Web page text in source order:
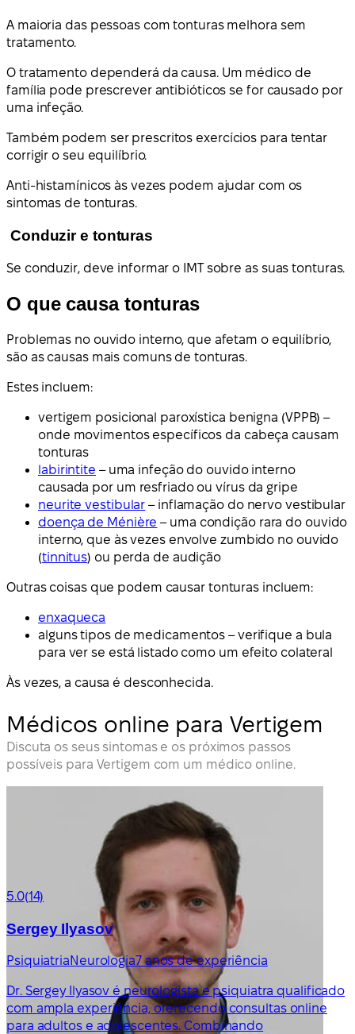
A maioria das pessoas com tonturas melhora sem
tratamento.
O tratamento dependerá da causa. Um médico de
família pode prescrever antibióticos se for causado por
uma infeção.
Também podem ser prescritos exercícios para tentar
corrigir o seu equilíbrio.
Anti-histamínicos às vezes podem ajudar com os
sintomas de tonturas.
Conduzir e tonturas
Se conduzir, deve informar o IMT sobre as suas tonturas.
O que causa tonturas
Problemas no ouvido interno, que afetam o equilíbrio,
são as causas mais comuns de tonturas.
Estes incluem:
vertigem posicional paroxística benigna (VPPB) –
onde movimentos específicos da cabeça causam
tonturas
labirintite – uma infeção do ouvido interno
causada por um resfriado ou vírus da gripe
neurite vestibular – inflamação do nervo vestibular
doença de Ménière – uma condição rara do ouvido
interno, que às vezes envolve zumbido no ouvido
(tinnitus) ou perda de audição
Outras coisas que podem causar tonturas incluem:
enxaqueca
alguns tipos de medicamentos – verifique a bula
para ver se está listado como um efeito colateral
Às vezes, a causa é desconhecida.
Médicos online para Vertigem
Discuta os seus sintomas e os próximos passos
possíveis para Vertigem com um médico online.
5.0(14)
Sergey Ilyasov
PsiquiatriaNeurologia7 anos de experiência
Dr. Sergey Ilyasov é neurologista e psiquiatra qualificado
com ampla experiência, oferecendo consultas online
para adultos e adolescentes. Combinando